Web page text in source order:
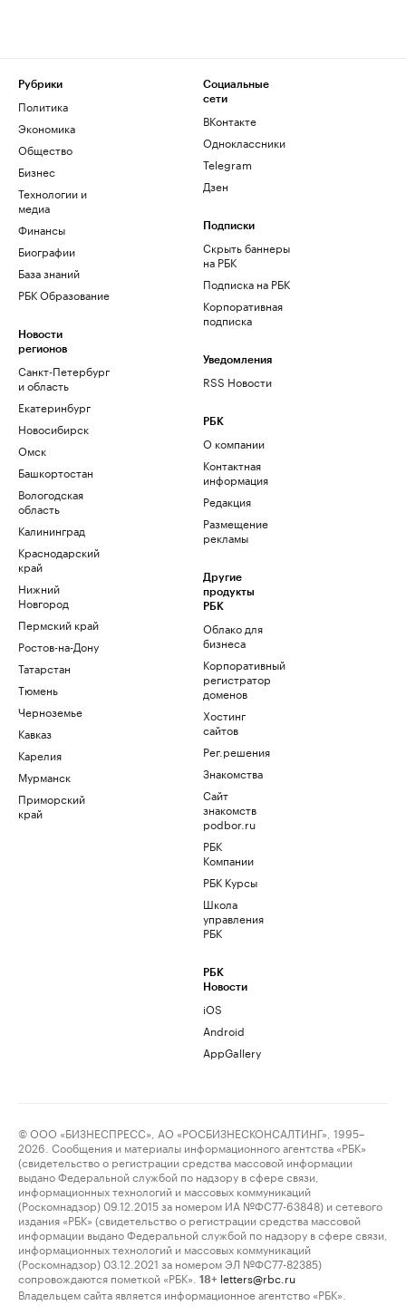
Рубрики
Политика
Экономика
Общество
Бизнес
Технологии и
медиа
Финансы
Биографии
База знаний
РБК Образование
Новости
регионов
Санкт-Петербург
и область
Екатеринбург
Новосибирск
Омск
Башкортостан
Вологодская
область
Калининград
Краснодарский
край
Нижний
Новгород
Пермский край
Ростов-на-Дону
Татарстан
Тюмень
Черноземье
Кавказ
Карелия
Мурманск
Приморский
край
Социальные
сети
ВКонтакте
Одноклассники
Telegram
Дзен
Подписки
Скрыть баннеры
на РБК
Подписка на РБК
Корпоративная
подписка
Уведомления
RSS Новости
РБК
О компании
Контактная
информация
Редакция
Размещение
рекламы
Другие
продукты
РБК
Облако для
бизнеса
Корпоративный
регистратор
доменов
Хостинг
сайтов
Рег.решения
Знакомства
Сайт
знакомств
podbor.ru
РБК
Компании
РБК Курсы
Школа
управления
РБК
РБК
Новости
iOS
Android
AppGallery
© ООО «БИЗНЕСПРЕСС», АО «РОСБИЗНЕСКОНСАЛТИНГ», 1995–
2026. Сообщения и материалы информационного агентства «РБК»
(свидетельство о регистрации средства массовой информации
выдано Федеральной службой по надзору в сфере связи,
информационных технологий и массовых коммуникаций
(Роскомнадзор) 09.12.2015 за номером ИА №ФС77-63848) и сетевого
издания «РБК» (свидетельство о регистрации средства массовой
информации выдано Федеральной службой по надзору в сфере связи,
информационных технологий и массовых коммуникаций
(Роскомнадзор) 03.12.2021 за номером ЭЛ №ФС77-82385)
сопровождаются пометкой «РБК».
18+ letters@rbc.ru
Владельцем сайта является информационное агентство «РБК».